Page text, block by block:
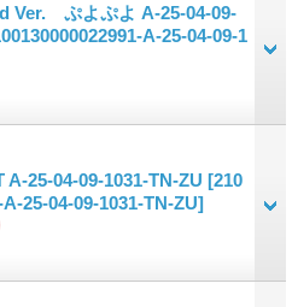
Ver. ぷよぷよ A-25-04-09-
A-25-04-09-1
A-25-04-09-1031-TN-ZU [210
25-04-09-1031-TN-ZU]